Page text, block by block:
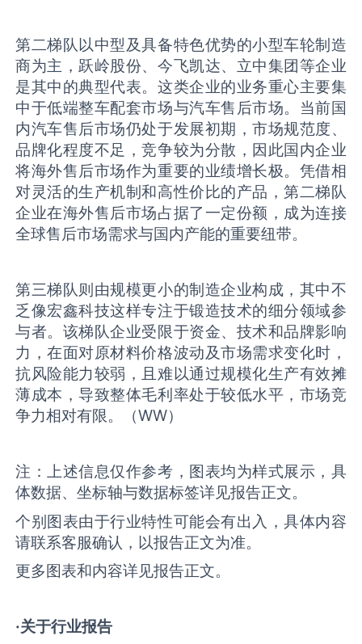
第二梯队以中型及具备特色优势的小型车轮制造
商为主，跃岭股份、今飞凯达、立中集团等企业
是其中的典型代表。这类企业的业务重心主要集
中于低端整车配套市场与汽车售后市场。当前国
内汽车售后市场仍处于发展初期，市场规范度、
品牌化程度不足，竞争较为分散，因此国内企业
将海外售后市场作为重要的业绩增长极。凭借相
对灵活的生产机制和高性价比的产品，第二梯队
企业在海外售后市场占据了一定份额，成为连接
全球售后市场需求与国内产能的重要纽带。
第三梯队则由规模更小的制造企业构成，其中不
乏像宏鑫科技这样专注于锻造技术的细分领域参
与者。该梯队企业受限于资金、技术和品牌影响
力，在面对原材料价格波动及市场需求变化时，
抗风险能力较弱，且难以通过规模化生产有效摊
薄成本，导致整体毛利率处于较低水平，市场竞
争力相对有限‌‌。（WW）
注：上述信息仅作参考，图表均为样式展示，具
体数据、坐标轴与数据标签详见报告正文。
个别图表由于行业特性可能会有出入，具体内容
请联系客服确认，以报告正文为准。
更多图表和内容详见报告正文。
·关于行业报告